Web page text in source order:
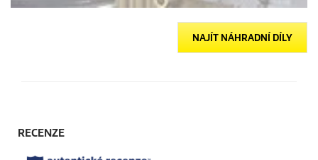
NAJÍT NÁHRADNÍ DÍLY